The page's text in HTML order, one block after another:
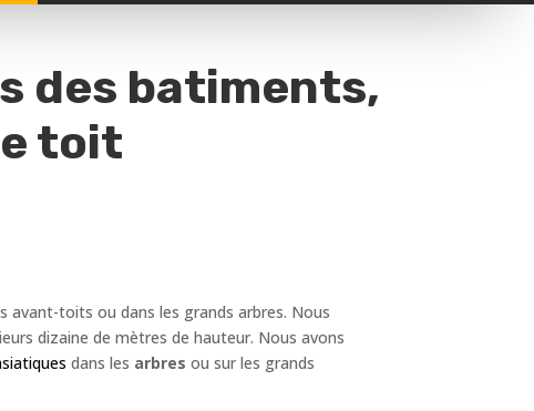
des batiments,
toit
avant-toits ou dans les grands arbres. Nous
dizaine de mètres de hauteur. Nous avons
dans les arbres ou sur les grands